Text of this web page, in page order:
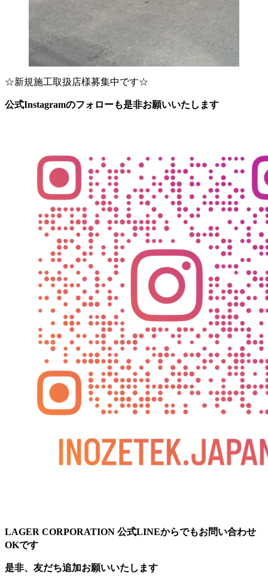
☆新規施工取扱店様募集中です☆
公式Instagramのフォローも是非お願いいたします
LAGER CORPORATION 公式LINEからでもお問い合わせ
OKです
是非、友だち追加お願いいたします